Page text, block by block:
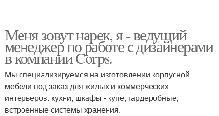
Меня зовут нарек, я - ведущий
менеджер по работе с дизайнерами
в компании Corps.
Мы специализируемся на изготовлении корпусной
мебели под заказ для жилых и коммерческих
интерьеров: кухни, шкафы - купе, гардеробные,
встроенные системы хранения.